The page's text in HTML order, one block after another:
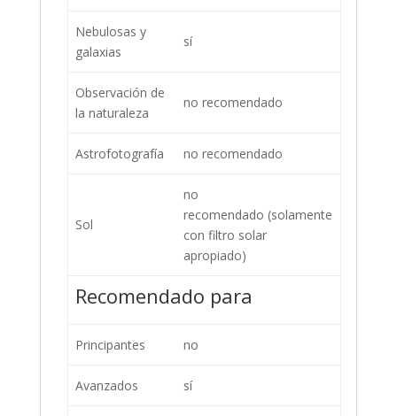
Nebulosas y
galaxias
sí
Observación de
la naturaleza
no recomendado
Astrofotografía no recomendado
Sol
no
recomendado (solamente
con filtro solar
apropiado)
Recomendado para
Principantes no
Avanzados sí